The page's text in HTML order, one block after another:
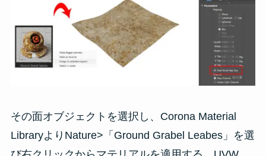
その面オブジェクトを選択し、Corona Material
LibraryよりNature>「Ground Grabel Leabes」を選